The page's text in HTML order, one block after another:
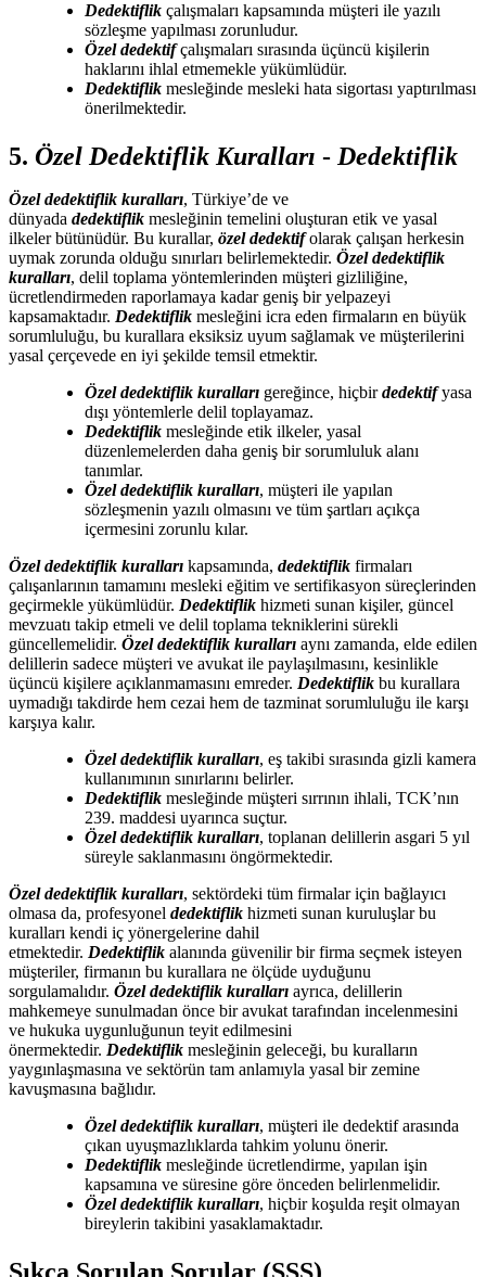
Dedektiflik çalışmaları kapsamında müşteri ile yazılı
sözleşme yapılması zorunludur.
Özel dedektifçalışmaları sırasında üçüncü kişilerin
haklarını ihlal etmemekle yükümlüdür.
Dedektiflik mesleğinde mesleki hata sigortası yaptırılması
önerilmektedir.
5. Özel Dedektiflik Kuralları - Dedektiflik
Özel dedektiflik kuralları, Türkiye’de ve
dünyada dedektiflik mesleğinin temelini oluşturan etik ve yasal
ilkeler bütünüdür. Bu kurallar, özel dedektifolarak çalışan herkesin
uymak zorunda olduğu sınırları belirlemektedir. Özel dedektiflik
kuralları, delil toplama yöntemlerinden müşteri gizliliğine,
ücretlendirmeden raporlamaya kadar geniş bir yelpazeyi
kapsamaktadır. Dedektiflik mesleğini icra eden firmaların en büyük
sorumluluğu, bu kurallara eksiksiz uyum sağlamak ve müşterilerini
yasal çerçevede en iyi şekilde temsil etmektir.
Özel dedektiflik kuralları gereğince, hiçbirdedektifyasa
dışı yöntemlerle delil toplayamaz.
Dedektiflik mesleğinde etik ilkeler, yasal
düzenlemelerden daha geniş bir sorumluluk alanı
tanımlar.
Özel dedektiflik kuralları, müşteri ile yapılan
sözleşmenin yazılı olmasını ve tüm şartları açıkça
içermesini zorunlu kılar.
Özel dedektiflik kuralları kapsamında, dedektiflik firmaları
çalışanlarının tamamını mesleki eğitim ve sertifikasyon süreçlerinden
geçirmekle yükümlüdür. Dedektiflik hizmeti sunan kişiler, güncel
mevzuatı takip etmeli ve delil toplama tekniklerini sürekli
güncellemelidir. Özel dedektiflik kuralları aynı zamanda, elde edilen
delillerin sadece müşteri ve avukat ile paylaşılmasını, kesinlikle
üçüncü kişilere açıklanmamasını emreder. Dedektiflik bu kurallara
uymadığı takdirde hem cezai hem de tazminat sorumluluğu ile karşı
karşıya kalır.
Özel dedektiflik kuralları, eş takibi sırasında gizli kamera
kullanımının sınırlarını belirler.
Dedektiflik mesleğinde müşteri sırrının ihlali, TCK’nın
239. maddesi uyarınca suçtur.
Özel dedektiflik kuralları, toplanan delillerin asgari 5 yıl
süreyle saklanmasını öngörmektedir.
Özel dedektiflik kuralları, sektördeki tüm firmalar için bağlayıcı
olmasa da, profesyonel dedektiflik hizmeti sunan kuruluşlar bu
kuralları kendi iç yönergelerine dahil
etmektedir. Dedektiflik alanında güvenilir bir firma seçmek isteyen
müşteriler, firmanın bu kurallara ne ölçüde uyduğunu
sorgulamalıdır. Özel dedektiflik kuralları ayrıca, delillerin
mahkemeye sunulmadan önce bir avukat tarafından incelenmesini
ve hukuka uygunluğunun teyit edilmesini
önermektedir. Dedektiflik mesleğinin geleceği, bu kuralların
yaygınlaşmasına ve sektörün tam anlamıyla yasal bir zemine
kavuşmasına bağlıdır.
Özel dedektiflik kuralları, müşteri ile dedektif arasında
çıkan uyuşmazlıklarda tahkim yolunu önerir.
Dedektiflik mesleğinde ücretlendirme, yapılan işin
kapsamına ve süresine göre önceden belirlenmelidir.
Özel dedektiflik kuralları, hiçbir koşulda reşit olmayan
bireylerin takibini yasaklamaktadır.